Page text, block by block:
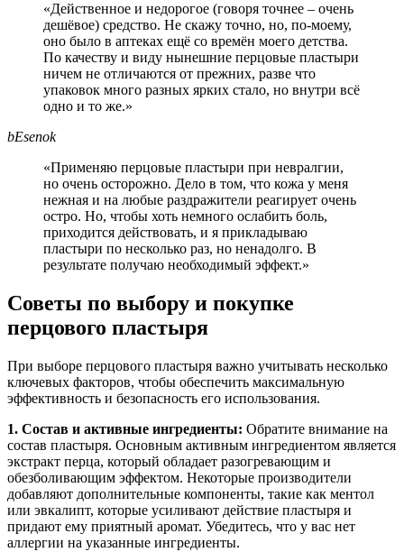
«Действенное и недорогое (говоря точнее – очень
дешёвое) средство. Не скажу точно, но, по-моему,
оно было в аптеках ещё со времён моего детства.
По качеству и виду нынешние перцовые пластыри
ничем не отличаются от прежних, разве что
упаковок много разных ярких стало, но внутри всё
одно и то же.»
bEsenok
«Применяю перцовые пластыри при невралгии,
но очень осторожно. Дело в том, что кожа у меня
нежная и на любые раздражители реагирует очень
остро. Но, чтобы хоть немного ослабить боль,
приходится действовать, и я прикладываю
пластыри по несколько раз, но ненадолго. В
результате получаю необходимый эффект.»
Советы по выбору и покупке
перцового пластыря
При выборе перцового пластыря важно учитывать несколько
ключевых факторов, чтобы обеспечить максимальную
эффективность и безопасность его использования.
1. Состав и активные ингредиенты: Обратите внимание на
состав пластыря. Основным активным ингредиентом является
экстракт перца, который обладает разогревающим и
обезболивающим эффектом. Некоторые производители
добавляют дополнительные компоненты, такие как ментол
или эвкалипт, которые усиливают действие пластыря и
придают ему приятный аромат. Убедитесь, что у вас нет
аллергии на указанные ингредиенты.